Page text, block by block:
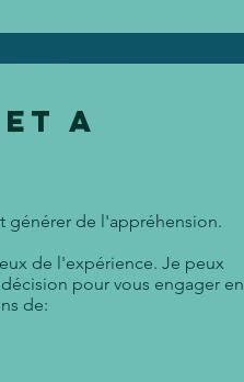
a
générer de l'appréhension.
de l'expérience. Je peux
pour vous engager en
de: